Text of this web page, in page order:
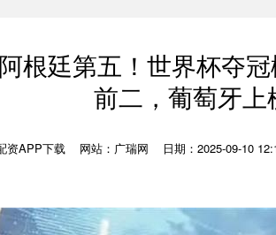
根廷第五！世界杯夺
前二，葡萄牙上
资APP下载 网站：广瑞网 日期：2025-09-10